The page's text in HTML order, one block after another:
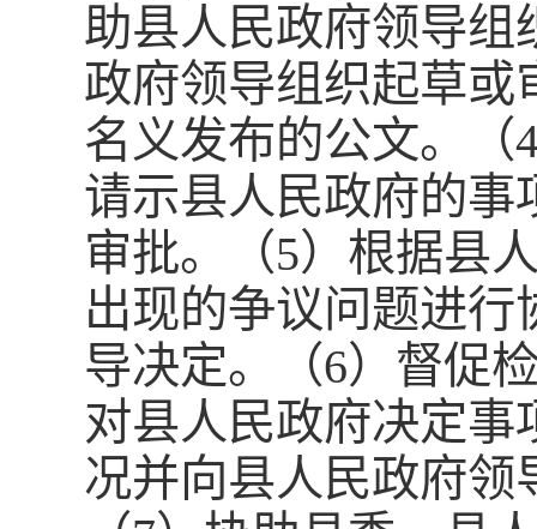
助县人民政府领导组
政府领导组织起草或
名义发布的公文。（
请示县人民政府的事
审批。（5）根据县
出现的争议问题进
导决定。（6）督促
对县人民政府决定
况并向县人民政府领